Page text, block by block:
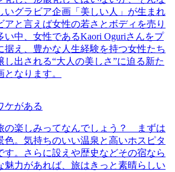
いグラビア企画「美しい人」が生まれ
アと言えば女性の若さとボディを売り
い中、女性であるKaori Oguriさんをプ
据え、豊かな人生経験を持つ女性たち
し出される“大人の美しさ”に迫る新た
なります。
ケがある
の楽しみってなんでしょう？ まずは
色。気持ちのいい温泉と高いホスピタ
す。さらに設えや歴史などその宿なら
魅力があれば、旅はきっと素晴らしい